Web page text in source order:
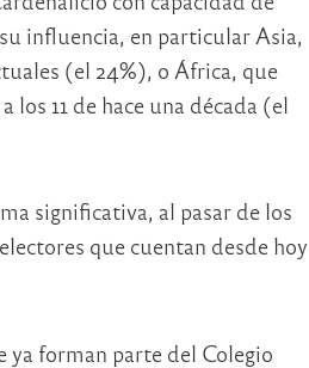
influencia, en particular Asia,
(el 24%), o África, que
los 11 de hace una década (el
significativa, al pasar de los
que cuentan desde hoy
ya forman parte del Colegio